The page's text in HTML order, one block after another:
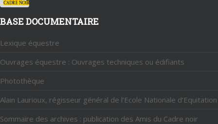
BASE DOCUMENTAIRE
Lexique équestre
Ouvrages équestre : Ouvrages techniques ou édifiants
Photothèque
Alain Laurioux, régisseur général de l’Ecole Nationale d’Equitation
Sommaire des archives : publication des Amis du Cadre noir